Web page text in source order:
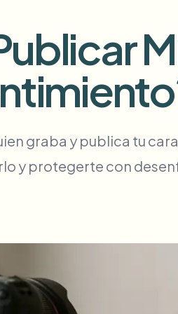
Ecosystem
Inteligencia de video
Ask questions and get AI
Need batch processing?
Queue many videos and blur in
e integraciones.
graba y publica tu
y protegerte con